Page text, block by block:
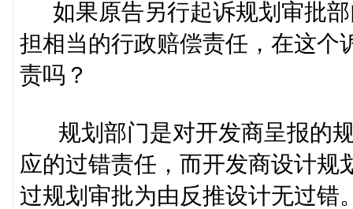
如果原告另行起诉规划审批部
担相当的行政赔偿责任，在这个
责吗？
规划部门是对开发商呈报的规
应的过错责任，而开发商设计规
过规划审批为由反推设计无过错